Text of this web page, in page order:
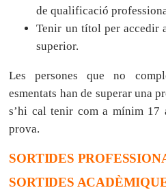
de qualificació
Tenir un títol per accedir
superior.
Les persones que no
esmentats han de superar una
s’hi cal tenir com a mínim 17
prova.
SORTIDES
SORTIDES